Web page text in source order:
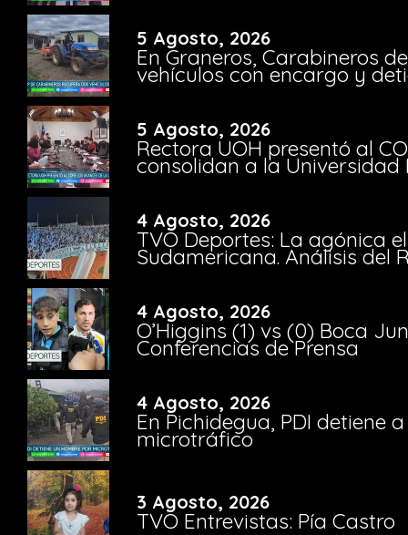
5 Agosto, 2026
En Graneros, Carabineros
vehículos con encargo y
5 Agosto, 2026
Rectora UOH presentó al
consolidan a la Universidad
4 Agosto, 2026
TVO Deportes: La agónica
Sudamericana. Análisis del
4 Agosto, 2026
O’Higgins (1) vs (0) Boca
Conferencias de Prensa
4 Agosto, 2026
En Pichidegua, PDI detiene
microtráfico
3 Agosto, 2026
TVO Entrevistas: Pía Castro